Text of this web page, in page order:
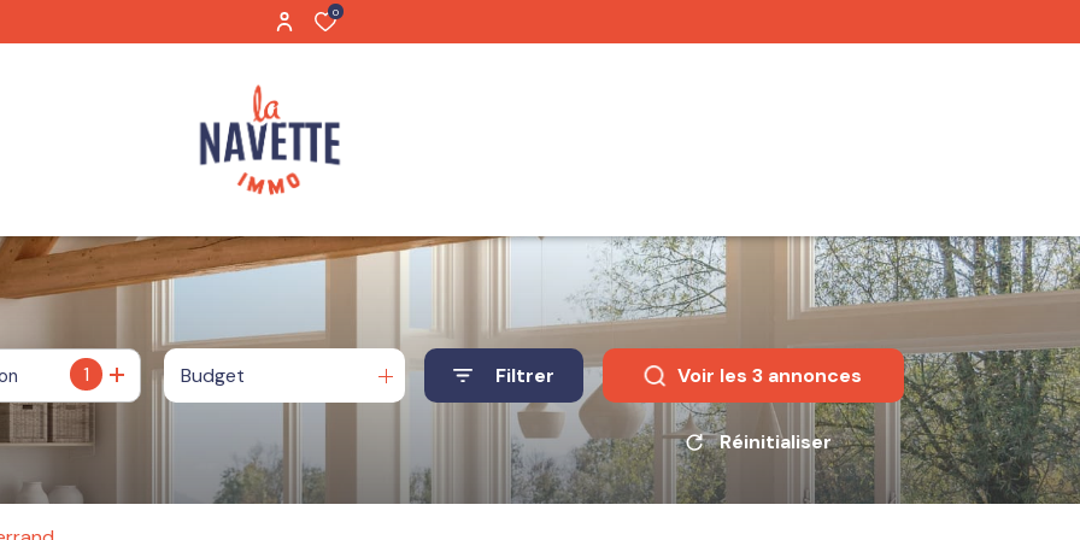
0
1 Budget Filtrer Voir les 3annonces
Réinitialiser